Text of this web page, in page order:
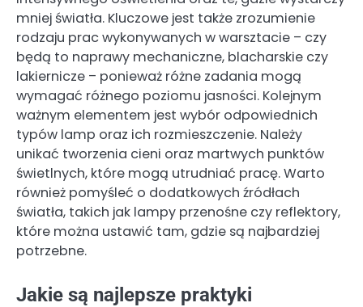
mniej światła. Kluczowe jest także zrozumienie
rodzaju prac wykonywanych w warsztacie – czy
będą to naprawy mechaniczne, blacharskie czy
lakiernicze – ponieważ różne zadania mogą
wymagać różnego poziomu jasności. Kolejnym
ważnym elementem jest wybór odpowiednich
typów lamp oraz ich rozmieszczenie. Należy
unikać tworzenia cieni oraz martwych punktów
świetlnych, które mogą utrudniać pracę. Warto
również pomyśleć o dodatkowych źródłach
światła, takich jak lampy przenośne czy reflektory,
które można ustawić tam, gdzie są najbardziej
potrzebne.
Jakie są najlepsze praktyki